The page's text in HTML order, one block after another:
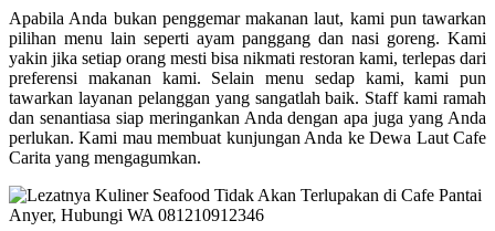
Apabila Anda bukan penggemar makanan laut, kami pun tawarkan
pilihan menu lain seperti ayam panggang dan nasi goreng. Kami
yakin jika setiap orang mesti bisa nikmati restoran kami, terlepas dari
preferensi makanan kami. Selain menu sedap kami, kami pun
tawarkan layanan pelanggan yang sangatlah baik. Staff kami ramah
dan senantiasa siap meringankan Anda dengan apa juga yang Anda
perlukan. Kami mau membuat kunjungan Anda ke Dewa Laut Cafe
Carita yang mengagumkan.